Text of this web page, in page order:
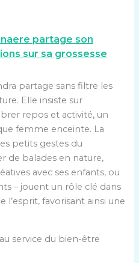
partage son
sur sa grossesse
partage sans filtre les
Elle insiste sur
repos et activité, un
femme enceinte. La
petits gestes du
de balades en nature,
avec ses enfants, ou
– jouent un rôle clé dans
l’esprit, favorisant ainsi une
service du bien-être